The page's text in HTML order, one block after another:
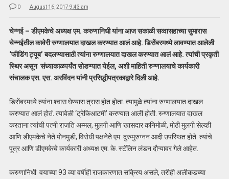
0 August 16, 2017 9:43 am
चेन्नई – डीएमकेचे अध्यक्ष एम. करुणानिधी यांना आज सकाळी सव्वासहाच्या सुमारास
चेन्नईतील कावेरी रुग्णालयात दाखल करण्यात आलं आहे. डिसेंबरमध्ये लावण्यात आलेली
‘फीडिंग ट्यूब’ बदलण्यासाठी त्यांना रुग्णालयात दाखल करण्यात आलं आहे. त्यांची प्रकृती
स्थिर असून संध्याकाळपर्यंत सोडण्यात येईल, अशी माहिती रुग्णालयाचे कार्यकारी
संचालक एस. एस. अरविंदन यांनी प्रसिद्धीपत्रकाद्वारे दिली आहे.
डिसेंबरमध्ये त्यांना श्वास घेण्यास त्रास होत होता. त्यामुळे त्यांना रुग्णालयात दाखल
करण्यात आलं होतं. त्यावेळी ‘ट्रेकिआटमी’ करण्यात आली होती. रुग्णालयात दाखल
करताना त्यांची पत्नी राजति अम्मल, मुलगी आणि खासदार कनिमोळी, मोठी मुलगी सेल्व्ही
आणि डीएमकेचे नेते पोनमुडी, विरोधी पक्षनेते एम. दुरुमुरुग्नन आदी उपस्थित होते. त्यांचे
पूत्र आणि डीएमकेचे कार्यकारी अध्यक्ष एम. के. स्टॅलिन लंडन दौऱ्यावर गेले आहेत.
करुणानिधी वयाच्या 93 व्या वर्षीही राजकारणात सक्रिय असले, तरीही अलीकडच्या